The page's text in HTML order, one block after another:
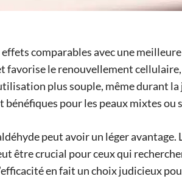
comparables avec une
favorise le renouvellement
plus souple, même durant la
pour les peaux mixtes ou
peut avoir un léger
être crucial pour ceux qui
en fait un choix judicieux